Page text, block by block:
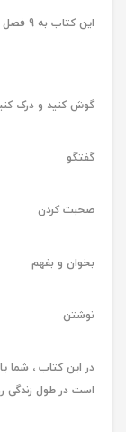
این کتاب به 9 فصل تقسیم شده است:
گوش کنید و درک
گفتگو
صحبت کردن
بخوان و بفهم
نوشتن
در این کتاب ، شما
است در طول زندگی